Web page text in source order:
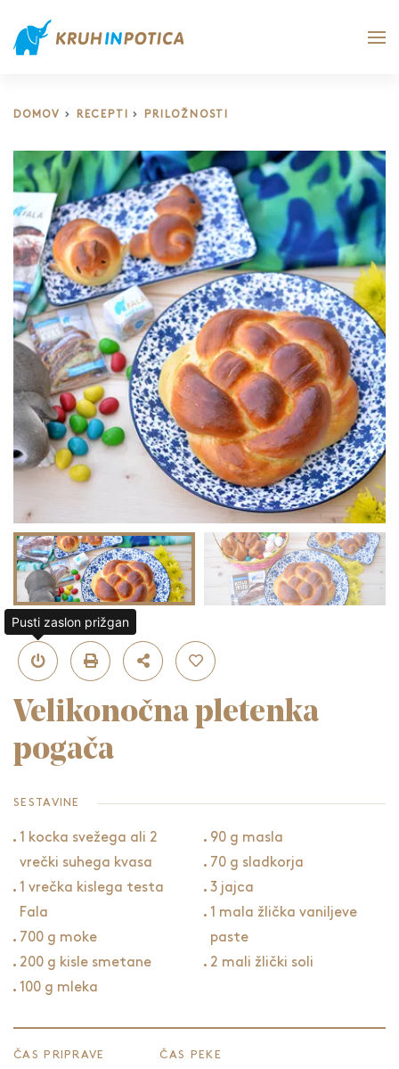
DOMOV RECEPTI PRILOŽNOSTI
Velikonočna pletenka
pogača
SESTAVINE
1 kocka svežega ali 2
vrečki suhega kvasa
1 vrečka kislega testa
Fala
700 g moke
200 g kisle smetane
100 g mleka
90 g masla
70 g sladkorja
3 jajca
1 mala žlička vaniljeve
paste
2 mali žlički soli
ČAS PRIPRAVE ČAS PEKE
Pusti zaslon prižgan